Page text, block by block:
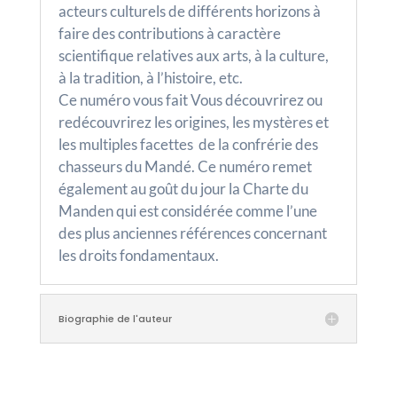
acteurs culturels de différents horizons à
faire des contributions à caractère
scientifique relatives aux arts, à la culture,
à la tradition, à l’histoire, etc.
Ce numéro vous fait Vous découvrirez ou
redécouvrirez les origines, les mystères et
les multiples facettes de la confrérie des
chasseurs du Mandé. Ce numéro remet
également au goût du jour la Charte du
Manden qui est considérée comme l’une
des plus anciennes références concernant
les droits fondamentaux.
Biographie de l'auteur